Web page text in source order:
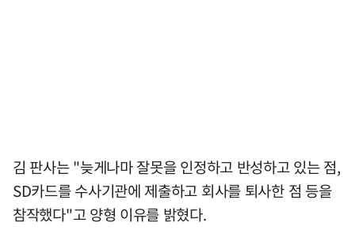
김 판사는 "늦게나마 잘못을 인정하고 반성하고 있는 점,
SD카드를 수사기관에 제출하고 회사를 퇴사한 점 등을
참작했다"고 양형 이유를 밝혔다.